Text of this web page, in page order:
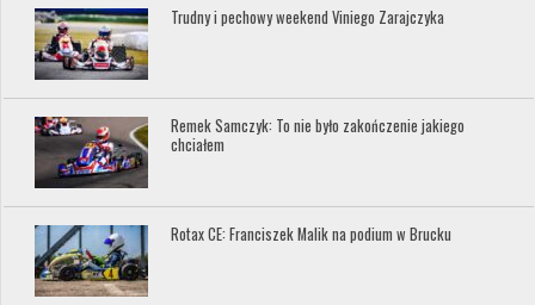
Trudny i pechowy weekend Viniego Zarajczyka
Remek Samczyk: To nie było zakończenie jakiego
chciałem
Rotax CE: Franciszek Malik na podium w Brucku